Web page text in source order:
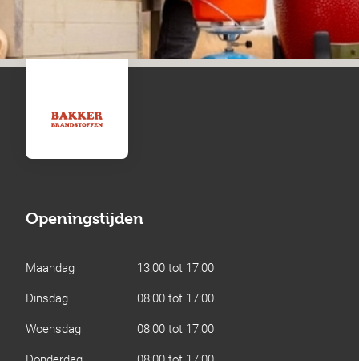
Openingstijden
Maandag
13:00 tot 17:00
Dinsdag
08:00 tot 17:00
Woensdag
08:00 tot 17:00